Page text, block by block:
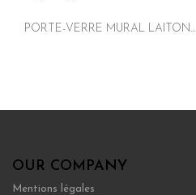
PORTE-VERRE MURAL LAITON...
OUR COMPANY
Mentions légales